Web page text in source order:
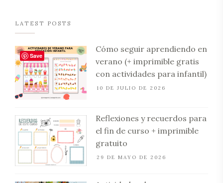
LATEST POSTS
Cómo seguir aprendiendo en
verano (+ imprimible gratis
con actividades para infantil)
10 DE JULIO DE 2026
Reflexiones y recuerdos para
el fin de curso + imprimible
gratuito
29 DE MAYO DE 2026
Save